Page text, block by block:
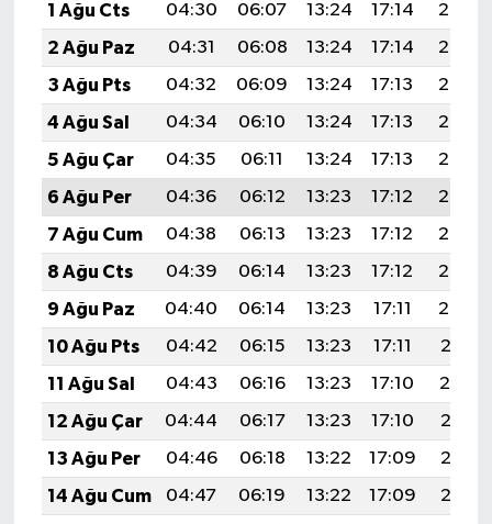
1 Ağu Cts
04:30 06:07 13:24 17:14
20:30
2 Ağu Paz
04:31 06:08 13:24 17:14
20:29
3 Ağu Pts
04:32 06:09 13:24 17:13
20:28
4 Ağu Sal
04:34 06:10 13:24 17:13
20:27
5 Ağu Çar
04:35 06:11 13:24 17:13
20:26
6 Ağu Per
04:36 06:12 13:23 17:12
20:25
7 Ağu Cum
04:38 06:13 13:23 17:12
20:24
8 Ağu Cts
04:39 06:14 13:23 17:12
20:23
9 Ağu Paz
04:40 06:14 13:23 17:11
20:22
10 Ağu Pts
04:42 06:15 13:23 17:11
20:21
11 Ağu Sal
04:43 06:16 13:23 17:10
20:19
12 Ağu Çar
04:44 06:17 13:23 17:10
20:18
13 Ağu Per
04:46 06:18 13:22 17:09
20:17
14 Ağu Cum
04:47 06:19 13:22 17:09
20:16